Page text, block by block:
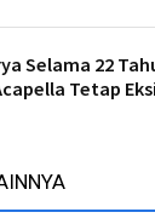
Selama 22
Tetap